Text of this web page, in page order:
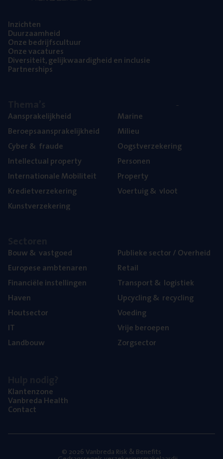
Inzich­ten
Duur­zaam­heid
Onze bedrijfs­cul­tuur
Onze vaca­tu­res
Diver­si­teit, gelijk­waar­dig­heid en inclusie
Part­ner­ships
Aan­spra­ke­lijk­heid
Beroeps­aan­spra­ke­lijk­heid
Cyber& fraude
Intel­lec­tu­al property
Inter­na­ti­o­na­le Mobiliteit
Kre­diet­ver­ze­ke­ring
Kunst­ver­ze­ke­ring
Mari­ne
Mili­eu
Oogst­ver­ze­ke­ring
Per­so­nen
Pro­per­ty
Voer­tuig& vloot
Bouw& vastgoed
Euro­pe­se ambtenaren
Finan­ci­ë­le instellingen
Haven
Hout­sec­tor
IT
Land­bouw
Publie­ke sec­tor / Overheid
Retail
Trans­port& logistiek
Upcy­cling& recycling
Voe­ding
Vrije beroe­pen
Zorg­sec­tor
Klan­ten­zo­ne
Van­b­re­da Health
Con­tact
© 2026 Vanbreda Risk & Benefits